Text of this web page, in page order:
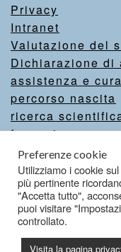
Privacy
Intranet
Valutazione del
Dichiarazione di
assistenza e cura
percorso nascita
ricerca
formazione
comunicazione
come aiutarci
servizi online
Preferenze cookie
Utilizziamo i cookie
più pertinente
"Accetta tutto",
puoi visitare
controllato.
Visita la pagina